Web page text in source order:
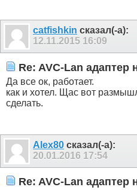
catfishkin сказал(-а):
12.11.2015 16:09
Re: AVC-Lan адаптер
Да все ок, работает.
как и хотел. Щас вот
сделать.
Alex80 сказал(-а):
20.01.2016 17:54
Re: AVC-Lan адаптер